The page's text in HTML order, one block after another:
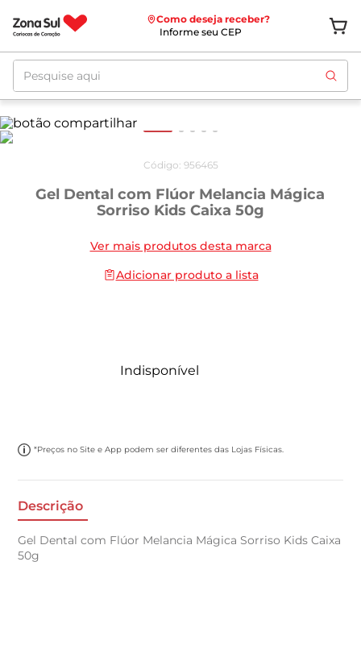
Como deseja receber?
Informe seu CEP
Pesquise aqui
Código: 956465
Gel Dental com Flúor Melancia Mágica
Sorriso Kids Caixa 50g
Ver mais produtos desta marca
Adicionar produto a lista
Indisponível
*Preços no Site e App podem ser diferentes das Lojas Físicas.
Descrição
Gel Dental com Flúor Melancia Mágica Sorriso Kids Caixa
50g